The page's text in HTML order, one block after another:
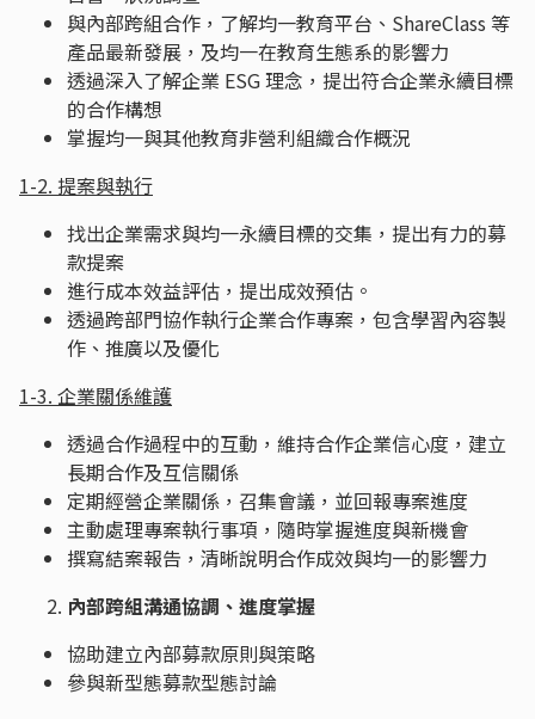
與內部跨組合作，了解均一教育平台、ShareClass 等
產品最新發展，及均一在教育生態系的影響力
透過深入了解企業 ESG 理念，提出符合企業永續目標
的合作構想
掌握均一與其他教育非營利組織合作概況
1-2. 提案與執行
找出企業需求與均一永續目標的交集，提出有力的募
款提案
進行成本效益評估，提出成效預估。
透過跨部門協作執行企業合作專案，包含學習內容製
作、推廣以及優化
1-3. 企業關係維護
透過合作過程中的互動，維持合作企業信心度，建立
長期合作及互信關係
定期經營企業關係，召集會議，並回報專案進度
主動處理專案執行事項，隨時掌握進度與新機會
撰寫結案報告，清晰說明合作成效與均一的影響力
內部跨組溝通協調、進度掌握
協助建立內部募款原則與策略
參與新型態募款型態討論